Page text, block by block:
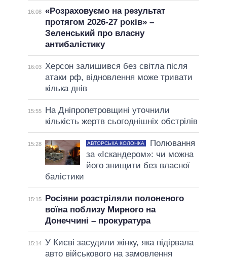
16:08 «Розраховуємо на результат
протягом 2026-27 років» –
Зеленський про власну
антибалістику
16:03
Херсон залишився без світла після
атаки рф, відновлення може тривати
кілька днів
15:55
На Дніпропетровщині уточнили
кількість жертв сьогоднішніх обстрілів
15:28 АВТОРСЬКА КОЛОНКА
Полювання
за «Іскандером»: чи можна
його знищити без власної
балістики
15:15
Росіяни розстріляли полоненого
воїна поблизу Мирного на
Донеччині – прокуратура
15:14 У Києві засудили жінку, яка підірвала
авто військового на замовлення